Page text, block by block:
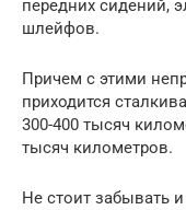
передних сидений,
шлейфов.
Причем с этими
приходится
300-400 тысяч
тысяч километров.
Не стоит забывать